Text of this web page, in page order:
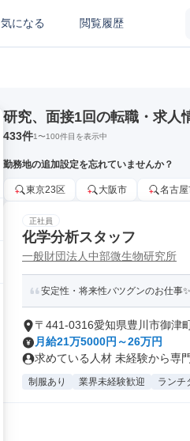
気になる 閲覧履歴
研究、面接1回の転職・求人
433件1〜100件目を表示中
勤務地の追加設定を忘れていませんか？
東京23区 大阪市 名古
正社員
化学分析スタッフ
一般財団法人中部微生物研究所
安定性・将来性バツグンのお仕事
〒441-0316愛知県豊川市御津
月給21万5000円～26万円
求めている人材 未経験から専
制服あり 業界未経験歓迎 ランチ